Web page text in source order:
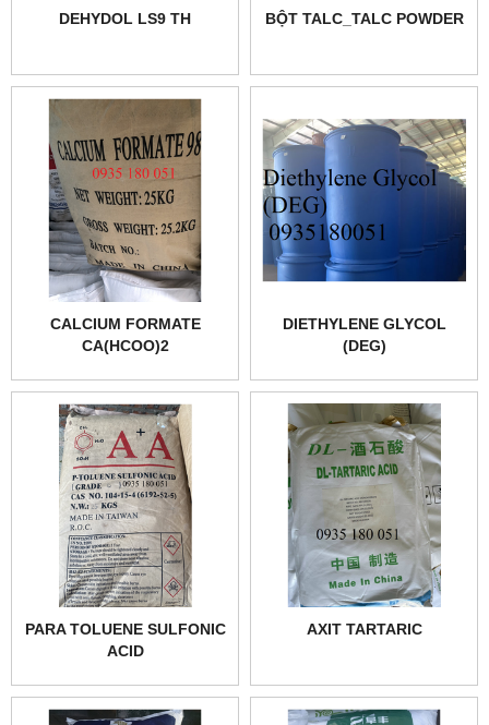
DEHYDOL LS9 TH BỘT TALC_TALC POWDER
CALCIUM FORMATE
CA(HCOO)2
DIETHYLENE GLYCOL
(DEG)
PARA TOLUENE SULFONIC
ACID
AXIT TARTARIC